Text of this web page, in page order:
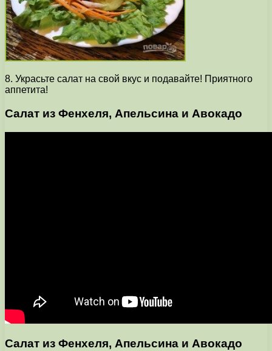
8. Украсьте салат на свой вкус и подавайте! Приятного
аппетита!
Салат из Фенхеля, Апельсина и Авокадо
Салат из Фенхеля, Апельсина и Авокадо